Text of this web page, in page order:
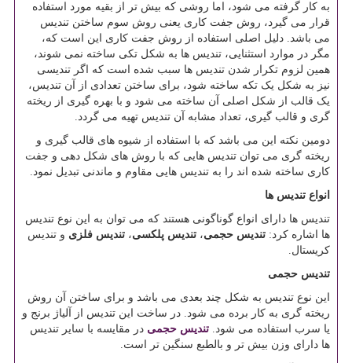
به کار گرفته می شود، اما روشی که بیش تر از بقیه مورد استفاده
قرار می گیرد، روش جفت کاری یعنی روش سوم ساختن تندیس
می باشد. دلیل اصلی استفاده از روش جفت کاری این است که،
مگر در موارد استثنایی، تندیس ها به شکل تکی ساخته نمی شوند،
همین لزوم تکرار شدن تندیس ها سبب شده است که اگر تندیسی
نیز به شکل یک تکه ساخته شود، برای ساختن تعدادی از آن تندیس،
یک قالب از شکل اصلی آن ساخته می شود و با بهره گیری از ریخته
گری و قالب گیری، تعداد مشابه آن تندیس تهیه می گردد.
دومین نکته این می باشد که با استفاده از شیوه های قالب گیری و
ریخته گری می توان تندیس هایی که با روش های شکل دهی و جفت
کاری ساخته شده اند را به تندیس هایی مقاوم و ماندنی تبدیل نمود.
انواع تندیس ها
تندیس ها دارای انواع گوناگونی هستند که می توان به این نوع تندیس
ها اشاره کرد: تندیس حجمی، تندیس پلکسی، تندیس فلزی و تندیس
کریستال.
تندیس حجمی
این نوع تندیس به شکل چند بعدی می باشد و برای ساختن آن روش
ریخته گری به کار برده می شود. در ساخت این تندیس از آلیاژ برنج و
یا سرب استفاده می شود. تندیس حجمی در مقایسه با سایر تندیس
ها دارای وزن بیش تر و بالطبع سنگین تر است.